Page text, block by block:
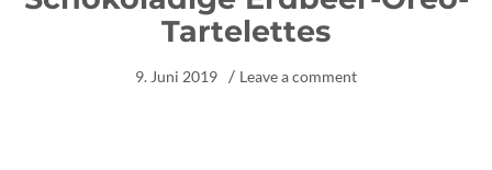
Tartelettes
9. Juni 2019 Leave a comment